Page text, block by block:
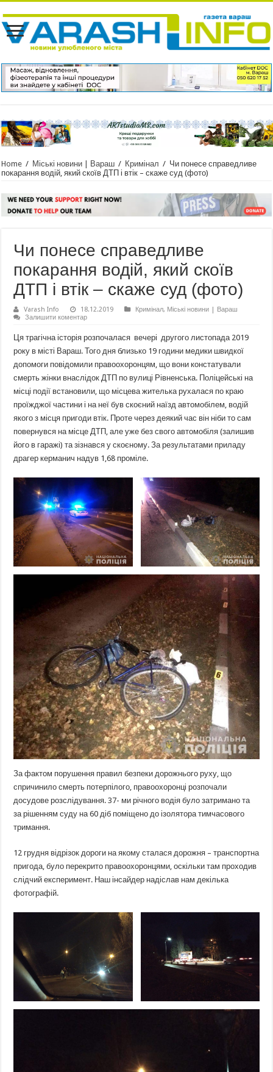
Home / Міські новини | Вараш / Кримінал / Чи понесе справедливе
покарання водій, який скоїв ДТП і втік – скаже суд (фото)
Чи понесе справедливе
покарання водій, який скоїв
ДТП і втік – скаже суд (фото)
Varash Info 18.12.2019 Кримінал, Міські новини | Вараш
Залишити коментар
Ця трагічна історія розпочалася вечері другого листопада 2019
року в місті Вараш. Того дня близько 19 години медики швидкої
допомоги повідомили правоохоронцям, що вони констатували
смерть жінки внаслідок ДТП по вулиці Рівненська. Поліцейські на
місці події встановили, що місцева жителька рухалася по краю
проїжджої частини і на неї був скоєний наїзд автомобілем, водій
якого з місця пригоди втік. Проте через деякий час він ніби то сам
повернувся на місце ДТП, але уже без свого автомобіля (залишив
його в гаражі) та зізнався у скоєному. За результатами приладу
драгер керманич надув 1,68 проміле.
За фактом порушення правил безпеки дорожнього руху, що
спричинило смерть потерпілого, правоохоронці розпочали
досудове розслідування. 37- ми річного водія було затримано та
за рішенням суду на 60 діб поміщено до ізолятора тимчасового
тримання.
12 грудня відрізок дороги на якому сталася дорожня – транспортна
пригода, було перекрито правоохоронцями, оскільки там проходив
слідчий експеримент. Наш інсайдер надіслав нам декілька
фотографій.